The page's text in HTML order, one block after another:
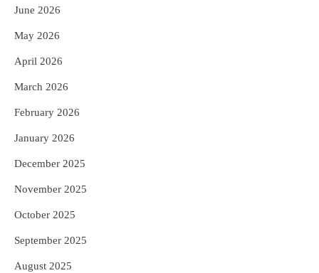
5
June 2026
May 2026
April 2026
March 2026
February 2026
January 2026
December 2025
November 2025
October 2025
September 2025
August 2025